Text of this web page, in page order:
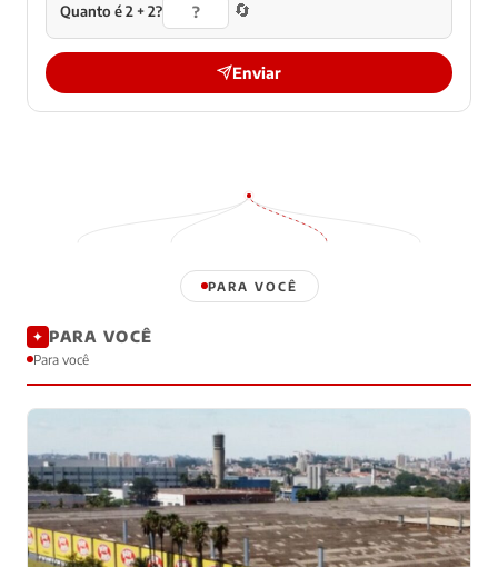
Quanto é 2 + 2? 🔄
Enviar
PARA VOCÊ
✦ PARA VOCÊ
Para você